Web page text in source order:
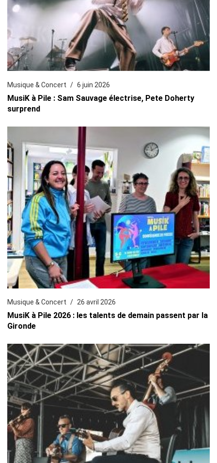
Musique & Concert 6 juin 2026
MusiK à Pile : Sam Sauvage électrise, Pete Doherty
surprend
Musique & Concert 26 avril 2026
MusiK à Pile 2026 : les talents de demain passent par la
Gironde